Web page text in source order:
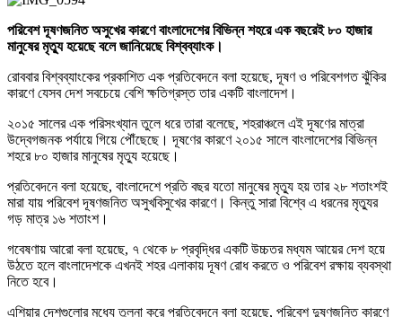
পরিবেশ দূষণজনিত অসুখের কারণে বাংলাদেশের বিভিন্ন শহরে এক বছরেই ৮০ হাজার
মানুষের মৃত্যু হয়েছে বলে জানিয়েছে বিশ্বব্যাংক।
রোববার বিশ্বব্যাংকের প্রকাশিত এক প্রতিবেদনে বলা হয়েছে, দূষণ ও পরিবেশগত ঝুঁকির
কারণে যেসব দেশ সবচেয়ে বেশি ক্ষতিগ্রস্ত তার একটি বাংলাদেশ।
২০১৫ সালের এক পরিসংখ্যান তুলে ধরে তারা বলেছে, শহরাঞ্চলে এই দূষণের মাত্রা
উদ্বেগজনক পর্যায়ে গিয়ে পৌঁছেছে। দূষণের কারণে ২০১৫ সালে বাংলাদেশের বিভিন্ন
শহরে ৮০ হাজার মানুষের মৃত্যু হয়েছে।
প্রতিবেদনে বলা হয়েছে, বাংলাদেশে প্রতি বছর যতো মানুষের মৃত্যু হয় তার ২৮ শতাংশই
মারা যায় পরিবেশ দূষণজনিত অসুখবিসুখের কারণে। কিন্তু সারা বিশ্বে এ ধরনের মৃত্যুর
গড় মাত্র ১৬ শতাংশ।
গবেষণায় আরো বলা হয়েছে, ৭ থেকে ৮ প্রবৃদ্ধির একটি উচ্চতর মধ্যম আয়ের দেশ হয়ে
উঠতে হলে বাংলাদেশকে এখনই শহর এলাকায় দূষণ রোধ করতে ও পরিবেশ রক্ষায় ব্যবস্থা
নিতে হবে।
এশিয়ার দেশগুলোর মধ্যে তুলনা করে প্রতিবেদনে বলা হয়েছে, পরিবেশ দুষণজনিত কারণে